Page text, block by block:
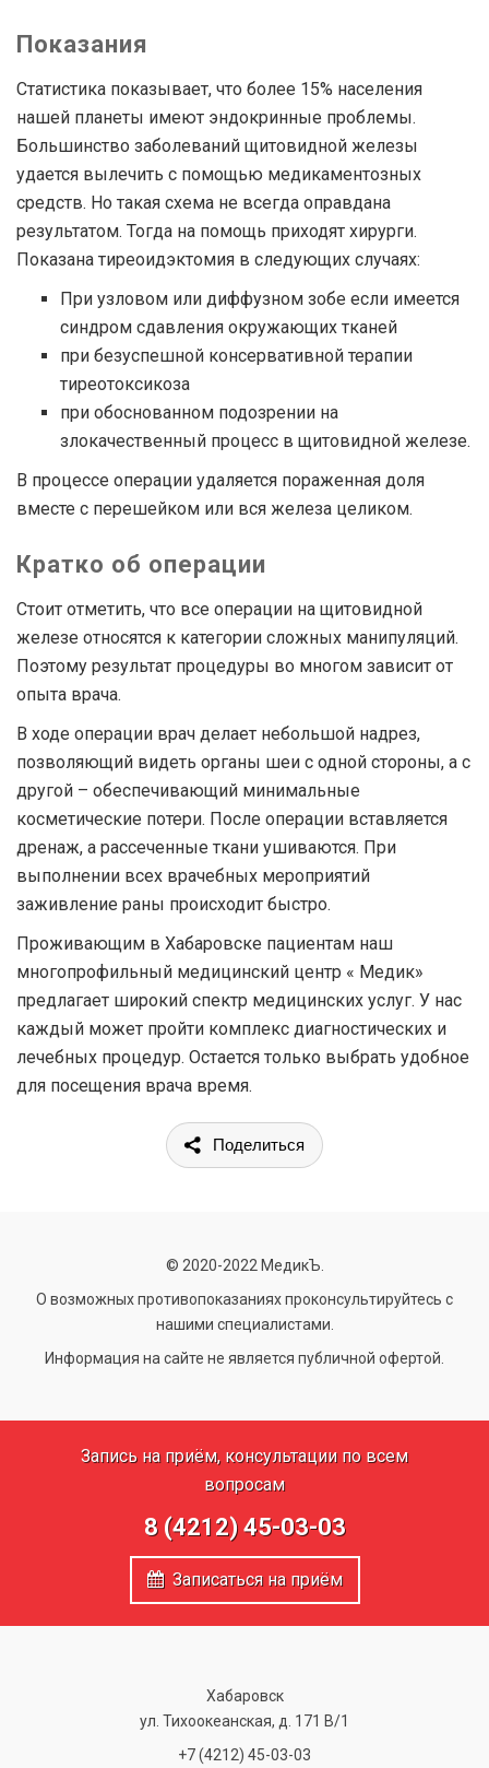
Показания
Статистика показывает, что более 15% населения
нашей планеты имеют эндокринные проблемы.
Большинство заболеваний щитовидной железы
удается вылечить с помощью медикаментозных
средств. Но такая схема не всегда оправдана
результатом. Тогда на помощь приходят хирурги.
Показана тиреоидэктомия в следующих случаях:
При узловом или диффузном зобе если имеется
синдром сдавления окружающих тканей
при безуспешной консервативной терапии
тиреотоксикоза
при обоснованном подозрении на
злокачественный процесс в щитовидной железе.
В процессе операции удаляется пораженная доля
вместе с перешейком или вся железа целиком.
Кратко об операции
Стоит отметить, что все операции на щитовидной
железе относятся к категории сложных манипуляций.
Поэтому результат процедуры во многом зависит от
опыта врача.
В ходе операции врач делает небольшой надрез,
позволяющий видеть органы шеи с одной стороны, а с
другой – обеспечивающий минимальные
косметические потери. После операции вставляется
дренаж, а рассеченные ткани ушиваются. При
выполнении всех врачебных мероприятий
заживление раны происходит быстро.
Проживающим в Хабаровске пациентам наш
многопрофильный медицинский центр « Медик»
предлагает широкий спектр медицинских услуг. У нас
каждый может пройти комплекс диагностических и
лечебных процедур. Остается только выбрать удобное
для посещения врача время.
Поделиться
© 2020-2022 МедикЪ.
О возможных противопоказаниях проконсультируйтесь с
нашими специалистами.
Информация на сайте не является публичной офертой.
Запись на приём, консультации по всем
вопросам
8 (4212) 45-03-03
Записаться на приём
Хабаровск
ул. Тихоокеанская, д. 171 В/1
+7 (4212) 45-03-03